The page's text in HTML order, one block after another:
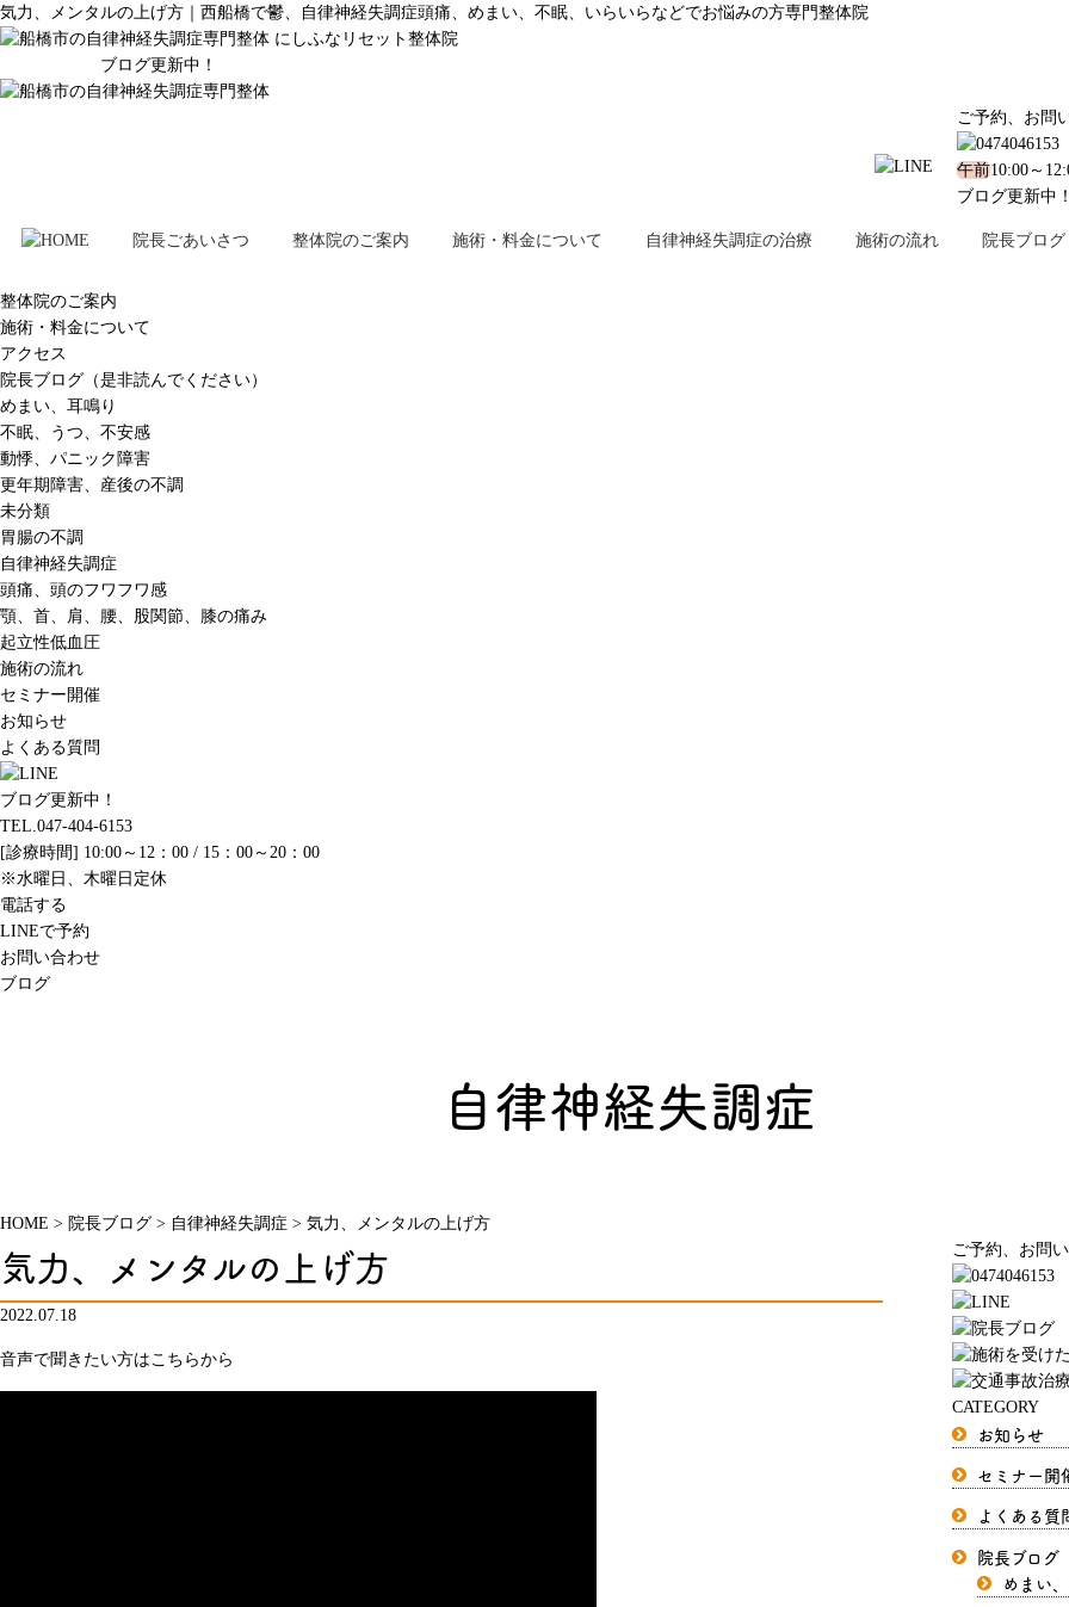
気力、メンタルの上げ方｜西船橋で鬱、自律神経失調症頭痛、めまい、不眠、いらいらなどでお悩みの方専門整体院
ブログ更新中！
ご予約、お問
午前10:00～
ブログ更新中！
院長ごあいさつ 整体院のご案内 施術・料金について 自律神経失調症の治療 施術の流れ 院長ブログ
整体院のご案内
施術・料金について
アクセス
院長ブログ（是非読んでください）
めまい、耳鳴り
不眠、うつ、不安感
動悸、パニック障害
更年期障害、産後の不調
未分類
胃腸の不調
自律神経失調症
頭痛、頭のフワフワ感
顎、首、肩、腰、股関節、膝の痛み
起立性低血圧
施術の流れ
セミナー開催
お知らせ
よくある質問
ブログ更新中！
TEL.047-404-6153
[診療時間] 10:00～12：00 / 15：00～20：00
※水曜日、木曜日定休
電話する
LINEで予約
お問い合わせ
ブログ
自律神経失調症
HOME > 院長ブログ > 自律神経失調症 > 気力、メンタルの上げ方
気力、メンタルの上げ方
2022.07.18
音声で聞きたい方はこちらから
ご予約、お問
CATEGORY
お知らせ
セミナー開
よくある質
院長ブログ
めまい